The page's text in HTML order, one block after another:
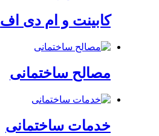
کابینت و ام دی اف
مصالح ساختمانی
خدمات ساختمانی